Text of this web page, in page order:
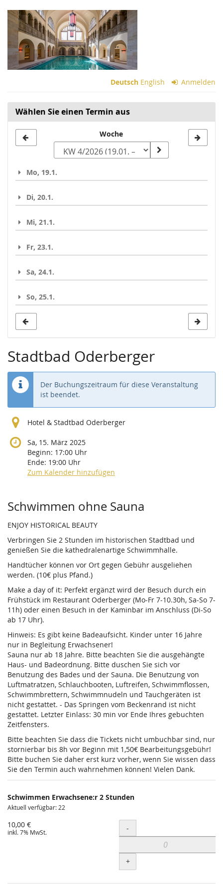
Zum
Haupt-
Inhalt
springen
Deutsch English Anmelden
Wählen Sie einen Termin aus
zur
auswählen
Woche
Mo, 19.1.
Di, 20.1.
Mi, 21.1.
Fr, 23.1.
Sa, 24.1.
So, 25.1.
Stadtbad Oderberger
Der Buchungszeitraum für diese Veranstaltung
ist beendet.
Hotel & Stadtbad Oderberger
Sa, 15. März 2025
Beginn: 17:00 Uhr
Ende: 19:00 Uhr
Zum Kalender hinzufügen
Produkte
Schwimmen ohne Sauna
ENJOY HISTORICAL BEAUTY
Verbringen Sie 2 Stunden im historischen Stadtbad und
genießen Sie die kathedralenartige Schwimmhalle.
Handtücher können vor Ort gegen Gebühr ausgeliehen
werden. (10€ plus Pfand.)
Make a day of it: Perfekt ergänzt wird der Besuch durch ein
Frühstück im Restaurant Oderberger (Mo-Fr 7-10.30h, Sa-So 7-
11h) oder einen Besuch in der Kaminbar im Anschluss (Di-So
ab 17 Uhr).
Hinweis: Es gibt keine Badeaufsicht. Kinder unter 16 Jahre
nur in Begleitung Erwachsener!
Sauna nur ab 18 Jahre. Bitte beachten Sie die ausgehängte
Haus- und Badeordnung. Bitte duschen Sie sich vor
Benutzung des Bades und der Sauna. Die Benutzung von
Luftmatratzen, Schlauchbooten, Luftreifen, Schwimmflossen,
Schwimmbrettern, Schwimmnudeln und Tauchgeräten ist
nicht gestattet. - Das Springen vom Beckenrand ist nicht
gestattet. Letzter Einlass: 30 min vor Ende Ihres gebuchten
Zeitfensters.
Bitte beachten Sie dass die Tickets nicht umbuchbar sind, nur
stornierbar bis 8h vor Beginn mit 1,50€ Bearbeitungsgebühr!
Bitte buchen Sie daher erst kurz vorher, wenn Sie wissen dass
Sie den Termin auch wahrnehmen können! Vielen Dank.
Schwimmen Erwachsene:r 2 Stunden
Aktuell verfügbar: 22
10,00 €
inkl. 7% MwSt. Menge
-
+